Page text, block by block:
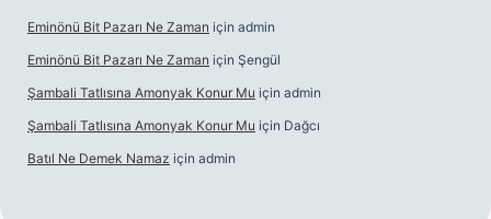
Eminönü Bit Pazarı Ne Zaman için admin
Eminönü Bit Pazarı Ne Zaman için Şengül
Şambali Tatlısına Amonyak Konur Mu için admin
Şambali Tatlısına Amonyak Konur Mu için Dağcı
Batıl Ne Demek Namaz için admin